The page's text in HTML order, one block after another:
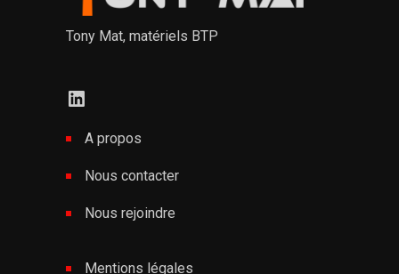
Tony Mat, matériels BTP
LinkedIn
A propos
Nous contacter
Nous rejoindre
Mentions légales